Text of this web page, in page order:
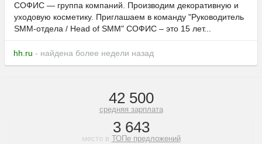
CОФИС — группа компаний. Производим декоративную и
уходовую косметику. Приглашаем в команду "Руководитель
SMM-отдела / Head of SMM" CОФИС – это 15 лет...
hh.ru - найдена более недели назад
42 500
средняя зарплата
3 643
место в ТОПе предложений